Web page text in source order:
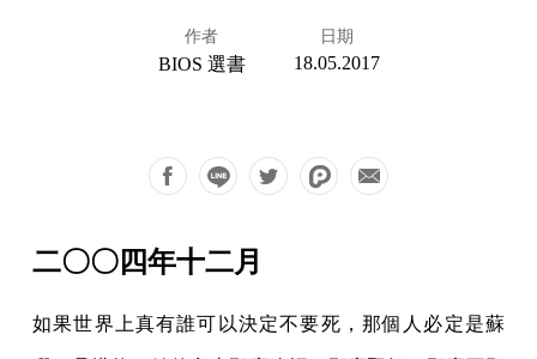
作者
BIOS 選書
日期
18.05.2017
二〇〇四年十二月
如果世界上真有誰可以決定不要死，那個人必定是蘇